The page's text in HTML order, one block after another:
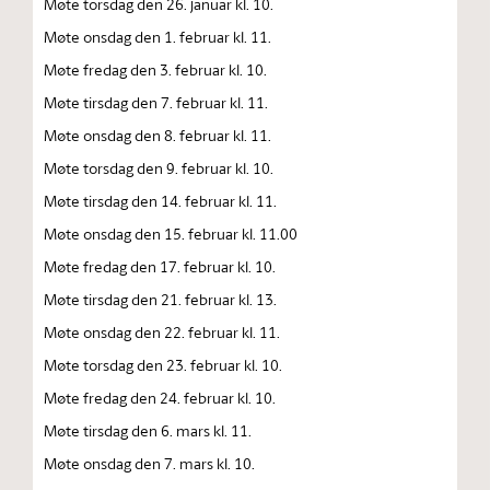
Møte onsdag den 1. februar kl. 11.
Møte fredag den 3. februar kl. 10.
Møte tirsdag den 7. februar kl. 11.
Møte onsdag den 8. februar kl. 11.
Møte torsdag den 9. februar kl. 10.
Møte tirsdag den 14. februar kl. 11.
Møte onsdag den 15. februar kl. 11.00
Møte fredag den 17. februar kl. 10.
Møte tirsdag den 21. februar kl. 13.
Møte onsdag den 22. februar kl. 11.
Møte torsdag den 23. februar kl. 10.
Møte fredag den 24. februar kl. 10.
Møte tirsdag den 6. mars kl. 11.
Møte onsdag den 7. mars kl. 10.